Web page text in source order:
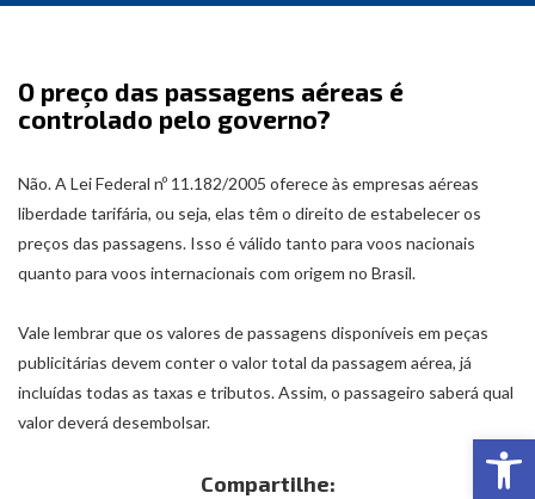
O preço das passagens aéreas é
controlado pelo governo?
Não. A Lei Federal nº 11.182/2005 oferece às empresas aéreas
liberdade tarifária, ou seja, elas têm o direito de estabelecer os
preços das passagens. Isso é válido tanto para voos nacionais
quanto para voos internacionais com origem no Brasil.
Vale lembrar que os valores de passagens disponíveis em peças
publicitárias devem conter o valor total da passagem aérea, já
incluídas todas as taxas e tributos. Assim, o passageiro saberá qual
valor deverá desembolsar.
Compartilhe: